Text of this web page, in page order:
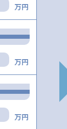
万円
万円
万円